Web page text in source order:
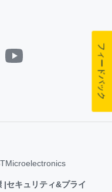
セキュリティ&プライ
フィードバック